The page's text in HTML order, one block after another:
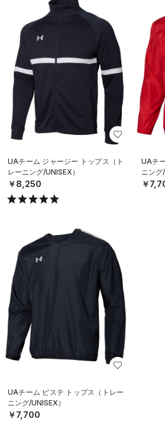
UAチーム ジャージー トップス（ト
レーニング/UNISEX）
￥8,250
UAチ
ニング
￥
UAチーム ピステ トップス（トレー
ニング/UNISEX）
￥7,700